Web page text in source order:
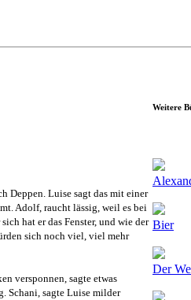
Deppen. Luise sagt das mit einer
Adolf, raucht lässig, weil es bei
hat er das Fenster, und wie der
sich noch viel, viel mehr
versponnen, sagte etwas
Schani, sagte Luise milder
Weitere
Bier
Der